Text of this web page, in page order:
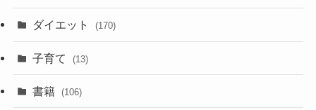
ダイエット (170)
子育て (13)
書籍 (106)